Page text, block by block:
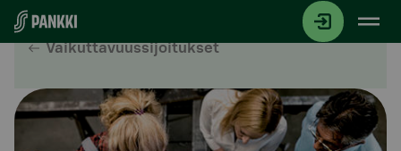
Siirry suoraan sisältöön
Vaikuttavuussijoitukset